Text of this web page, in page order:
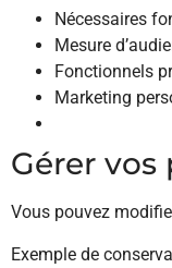
Nécessaires
Mesure
Fonctionnels
Marketing
Gérer vos
Vous pouvez
Exemple de